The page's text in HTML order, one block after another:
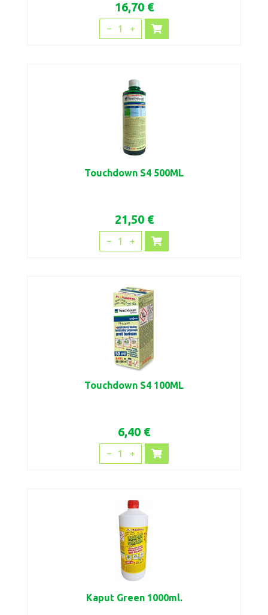
16,70 €
1
Touchdown S4 500ML
21,50 €
1
Touchdown S4 100ML
6,40 €
1
Kaput Green 1000ml.